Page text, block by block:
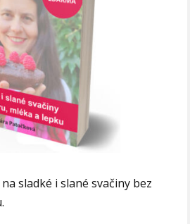
sladké i slané svačiny bez